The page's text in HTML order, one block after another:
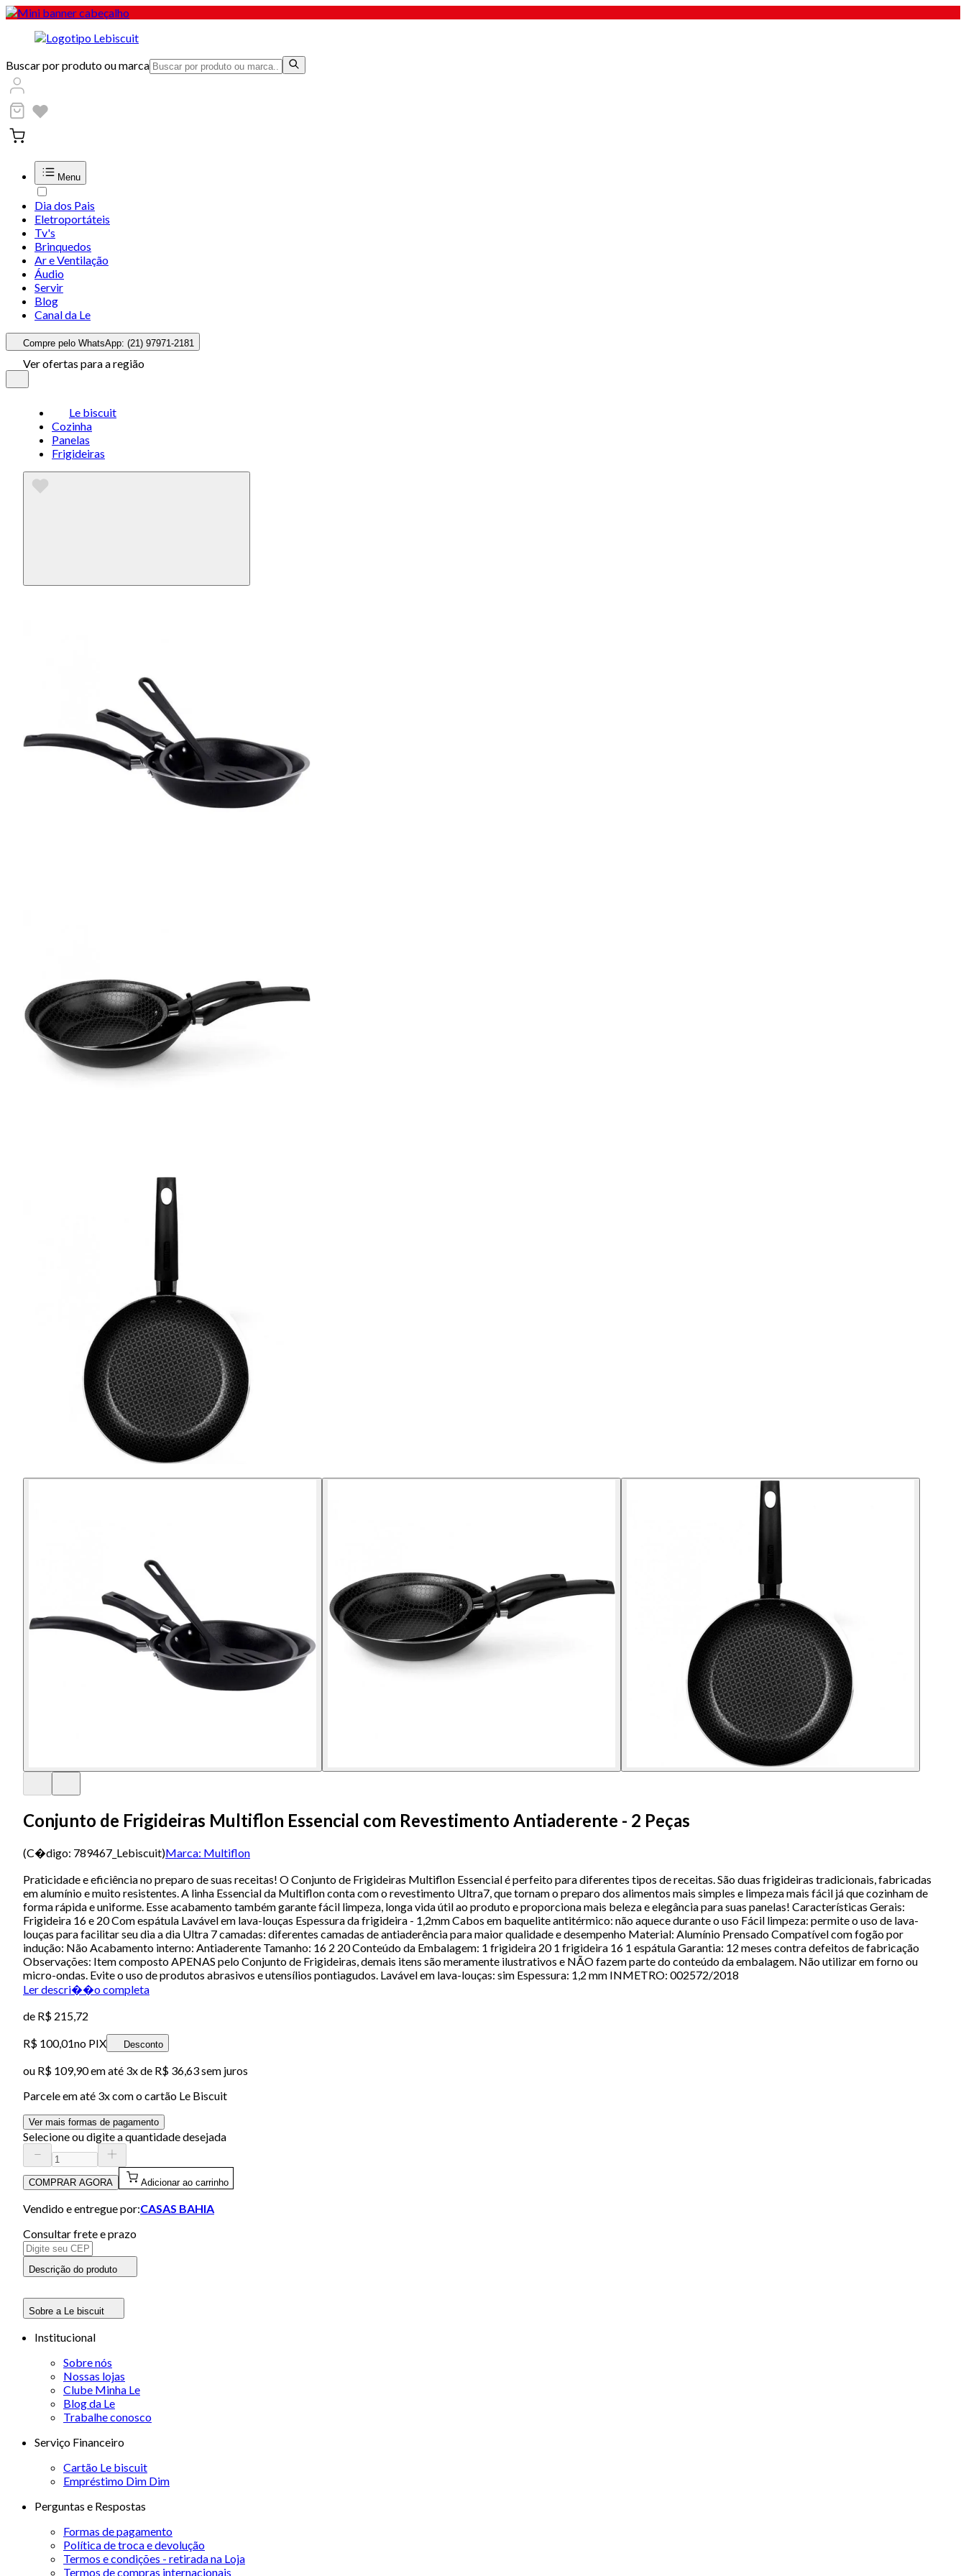
Buscar por produto ou marca
Menu
Dia dos Pais
Eletroportáteis
Tv's
Brinquedos
Ar e Ventilação
Áudio
Servir
Blog
Canal da Le
Compre pelo WhatsApp: (21) 97971-2181
Ver ofertas para a região
Le biscuit
Cozinha
Panelas
Frigideiras
Conjunto de Frigideiras Multiflon Essencial com Revestimento Antiaderente - 2 Peças
(C�digo: 789467_Lebiscuit)Marca: Multiflon
Praticidade e eficiência no preparo de suas receitas! O Conjunto de Frigideiras Multiflon Essencial é perfeito para diferentes tipos de receitas. São duas frigideiras tradicionais, fabricadas
em alumínio e muito resistentes. A linha Essencial da Multiflon conta com o revestimento Ultra7, que tornam o preparo dos alimentos mais simples e limpeza mais fácil já que cozinham de
forma rápida e uniforme. Esse acabamento também garante fácil limpeza, longa vida útil ao produto e proporciona mais beleza e elegância para suas panelas! Características Gerais:
Frigideira 16 e 20 Com espátula Lavável em lava-louças Espessura da frigideira - 1,2mm Cabos em baquelite antitérmico: não aquece durante o uso Fácil limpeza: permite o uso de lava-
louças para facilitar seu dia a dia Ultra 7 camadas: diferentes camadas de antiaderência para maior qualidade e desempenho Material: Alumínio Prensado Compatível com fogão por
indução: Não Acabamento interno: Antiaderente Tamanho: 16 2 20 Conteúdo da Embalagem: 1 frigideira 20 1 frigideira 16 1 espátula Garantia: 12 meses contra defeitos de fabricação
Observações: Item composto APENAS pelo Conjunto de Frigideiras, demais itens são meramente ilustrativos e NÃO fazem parte do conteúdo da embalagem. Não utilizar em forno ou
micro-ondas. Evite o uso de produtos abrasivos e utensílios pontiagudos. Lavável em lava-louças: sim Espessura: 1,2 mm INMETRO: 002572/2018
Ler descri��o completa
de R$ 215,72
R$ 100,01no PIX Desconto
ou R$ 109,90em até 3x de R$ 36,63 sem juros
Parcele em até 3x com o cartão Le Biscuit
Ver mais formas de pagamento
Selecione ou digite a quantidade desejada
COMPRAR AGORA Adicionar ao carrinho
Vendido e entregue por:CASAS BAHIA
Consultar frete e prazo
Descrição do produto
Sobre a Le biscuit
Institucional
Sobre nós
Nossas lojas
Clube Minha Le
Blog da Le
Trabalhe conosco
Serviço Financeiro
Cartão Le biscuit
Empréstimo Dim Dim
Perguntas e Respostas
Formas de pagamento
Política de troca e devolução
Termos e condições - retirada na Loja
Termos de compras internacionais